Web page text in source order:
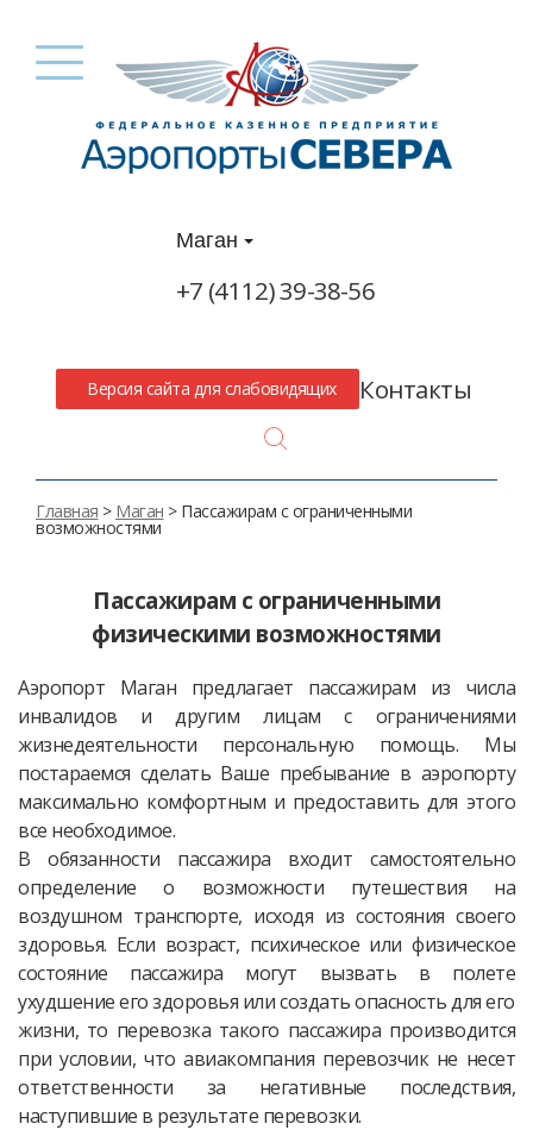
Маган
+7 (4112) 39-38-56
Версия сайта для слабовидящих Контакты
Главная > Маган > Пассажирам с ограниченными
возможностями
Пассажирам с ограниченными
физическими возможностями
Аэропорт Маган предлагает пассажирам из числа
инвалидов и другим лицам с ограничениями
жизнедеятельности персональную помощь. Мы
постараемся сделать Ваше пребывание в аэропорту
максимально комфортным и предоставить для этого
все необходимое.
В обязанности пассажира входит самостоятельно
определение о возможности путешествия на
воздушном транспорте, исходя из состояния своего
здоровья. Если возраст, психическое или физическое
состояние пассажира могут вызвать в полете
ухудшение его здоровья или создать опасность для его
жизни, то перевозка такого пассажира производится
при условии, что авиакомпания перевозчик не несет
ответственности за негативные последствия,
наступившие в результате перевозки.